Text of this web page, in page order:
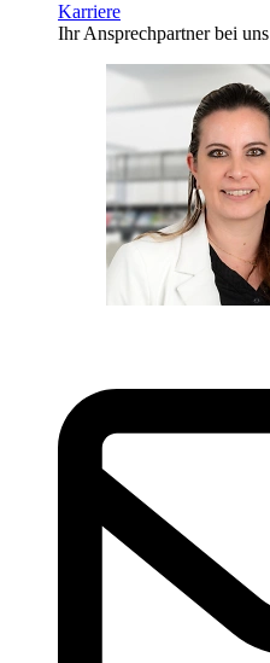
Karriere
Ihr Ansprechpartner bei uns